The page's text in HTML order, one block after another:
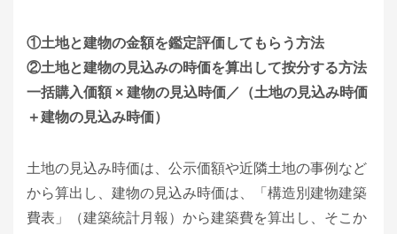
①土地と建物の金額を鑑定評価してもらう方法
②土地と建物の見込みの時価を算出して按分する方法
一括購入価額 × 建物の見込時価／（土地の見込み時価
＋建物の見込み時価）
土地の見込み時価は、公示価額や近隣土地の事例など
から算出し、建物の見込み時価は、「構造別建物建築
費表」（建築統計月報）から建築費を算出し、そこか